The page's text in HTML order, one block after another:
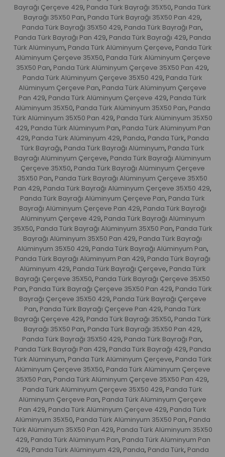
Bayrağı Çerçeve 429, Panda Türk Bayrağı 35X50, Panda Türk
Bayrağı 35X50 Pan, Panda Türk Bayrağı 35X50 Pan 429,
Panda Türk Bayrağı 35X50 429, Panda Türk Bayrağı Pan,
Panda Türk Bayrağı Pan 429, Panda Türk Bayrağı 429, Panda
Türk Alüminyum, Panda Türk Alüminyum Çerçeve, Panda Türk
Alüminyum Çerçeve 35X50, Panda Türk Alüminyum Çerçeve
35X50 Pan, Panda Türk Alüminyum Çerçeve 35X50 Pan 429,
Panda Türk Alüminyum Çerçeve 35X50 429, Panda Türk
Alüminyum Çerçeve Pan, Panda Türk Alüminyum Çerçeve
Pan 429, Panda Türk Alüminyum Çerçeve 429, Panda Türk
Alüminyum 35X50, Panda Türk Alüminyum 35X50 Pan, Panda
Türk Alüminyum 35X50 Pan 429, Panda Türk Alüminyum 35X50
429, Panda Türk Alüminyum Pan, Panda Türk Alüminyum Pan
429, Panda Türk Alüminyum 429, Panda, Panda Türk, Panda
Türk Bayrağı, Panda Türk Bayrağı Alüminyum, Panda Türk
Bayrağı Alüminyum Çerçeve, Panda Türk Bayrağı Alüminyum
Çerçeve 35X50, Panda Türk Bayrağı Alüminyum Çerçeve
35X50 Pan, Panda Türk Bayrağı Alüminyum Çerçeve 35X50
Pan 429, Panda Türk Bayrağı Alüminyum Çerçeve 35X50 429,
Panda Türk Bayrağı Alüminyum Çerçeve Pan, Panda Türk
Bayrağı Alüminyum Çerçeve Pan 429, Panda Türk Bayrağı
Alüminyum Çerçeve 429, Panda Türk Bayrağı Alüminyum
35X50, Panda Türk Bayrağı Alüminyum 35X50 Pan, Panda Türk
Bayrağı Alüminyum 35X50 Pan 429, Panda Türk Bayrağı
Alüminyum 35X50 429, Panda Türk Bayrağı Alüminyum Pan,
Panda Türk Bayrağı Alüminyum Pan 429, Panda Türk Bayrağı
Alüminyum 429, Panda Türk Bayrağı Çerçeve, Panda Türk
Bayrağı Çerçeve 35X50, Panda Türk Bayrağı Çerçeve 35X50
Pan, Panda Türk Bayrağı Çerçeve 35X50 Pan 429, Panda Türk
Bayrağı Çerçeve 35X50 429, Panda Türk Bayrağı Çerçeve
Pan, Panda Türk Bayrağı Çerçeve Pan 429, Panda Türk
Bayrağı Çerçeve 429, Panda Türk Bayrağı 35X50, Panda Türk
Bayrağı 35X50 Pan, Panda Türk Bayrağı 35X50 Pan 429,
Panda Türk Bayrağı 35X50 429, Panda Türk Bayrağı Pan,
Panda Türk Bayrağı Pan 429, Panda Türk Bayrağı 429, Panda
Türk Alüminyum, Panda Türk Alüminyum Çerçeve, Panda Türk
Alüminyum Çerçeve 35X50, Panda Türk Alüminyum Çerçeve
35X50 Pan, Panda Türk Alüminyum Çerçeve 35X50 Pan 429,
Panda Türk Alüminyum Çerçeve 35X50 429, Panda Türk
Alüminyum Çerçeve Pan, Panda Türk Alüminyum Çerçeve
Pan 429, Panda Türk Alüminyum Çerçeve 429, Panda Türk
Alüminyum 35X50, Panda Türk Alüminyum 35X50 Pan, Panda
Türk Alüminyum 35X50 Pan 429, Panda Türk Alüminyum 35X50
429, Panda Türk Alüminyum Pan, Panda Türk Alüminyum Pan
429, Panda Türk Alüminyum 429, Panda, Panda Türk, Panda